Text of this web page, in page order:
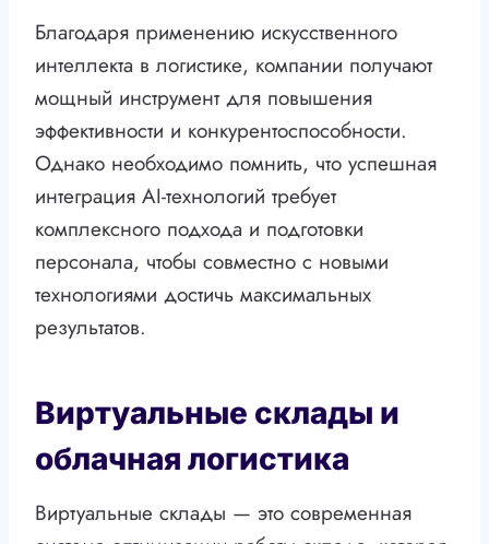
Благодаря применению искусственного
интеллекта в логистике, компании получают
мощный инструмент для повышения
эффективности и конкурентоспособности.
Однако необходимо помнить, что успешная
интеграция AI-технологий требует
комплексного подхода и подготовки
персонала, чтобы совместно с новыми
технологиями достичь максимальных
результатов.
Виртуальные склады и
облачная логистика
Виртуальные склады — это современная